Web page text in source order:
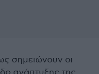
σημειώνουν οι